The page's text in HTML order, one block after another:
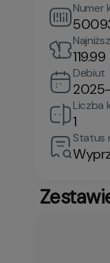
Numer
119.99
Debiut
Liczba
1
Status